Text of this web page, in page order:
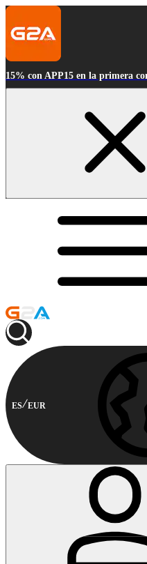
15% con APP15 en la primera
ES EUR